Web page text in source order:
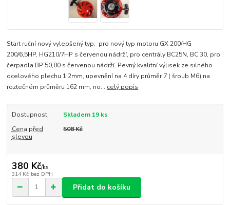
Start ruční nový vylepšený typ, pro nový typ motoru GX 200/HG
200/6,5HP, HG210/7HP s červenou nádrží, pro centrály BC25N, BC 30, pro
čerpadla BP 50,80 s červenou nádrží. Pevný kvalitní výlisek ze silného
ocelového plechu 1,2mm, upevnění na 4 díry průměr 7 ( šroub M6) na
roztečném průměru 162 mm, no... celý popis
Dostupnost
Skladem 19 ks
Cena před
slevou
508 Kč
380 Kč/ks
314 Kč bez DPH
Přidat do košíku